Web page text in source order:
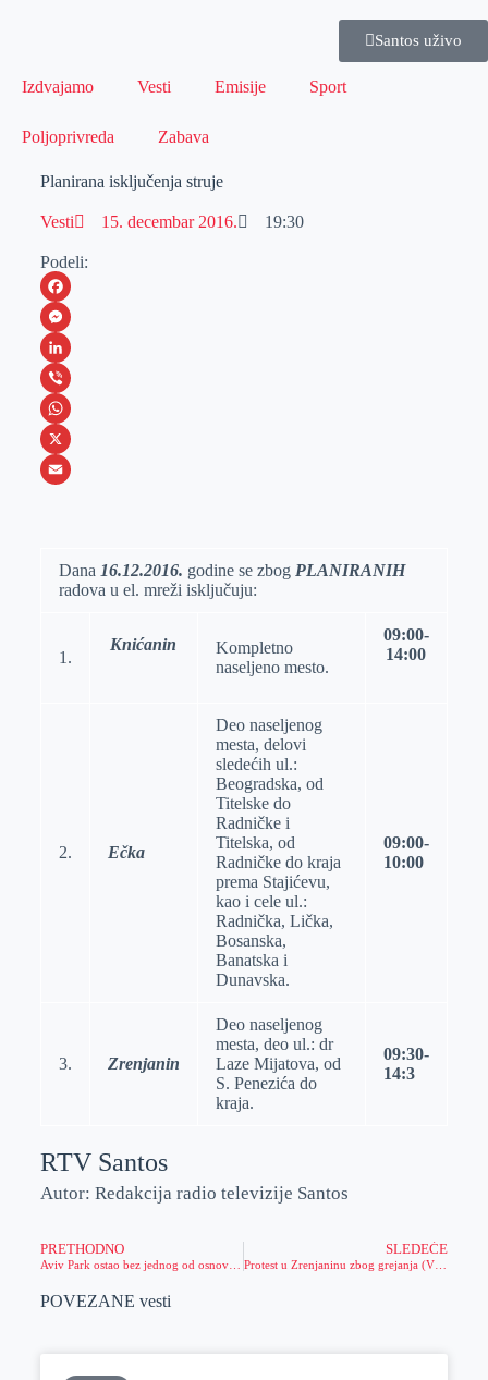
Santos uživo
Izdvajamo Vesti Emisije Sport
Poljoprivreda Zabava
Planirana isključenja struje
Vesti 15. decembar 2016. 19:30
Podeli:
F
a
c
e
b
o
M
e
s
s
e
L
i
n
k
V
i
b
W
h
X
Dana 16.12.2016. godine se zbog PLANIRANIH
radova u el. mreži isklјučuju:
1.
Knićanin
Kompletno
naselјeno mesto.
09:00-
14:00
2. Ečka
Deo naselјenog
mesta, delovi
sledećih ul.:
Beogradska, od
Titelske do
Radničke i
Titelska, od
Radničke do kraja
prema Stajićevu,
kao i cele ul.:
Radnička, Lička,
Bosanska,
Banatska i
Dunavska.
09:00-
10:00
3. Zrenjanin
Deo naselјenog
mesta, deo ul.: dr
Laze Mijatova, od
S. Penezića do
kraja.
09:30-
14:3
RTV Santos
Autor: Redakcija radio televizije Santos
PRETHODNO
Aviv Park ostao bez jednog od osnovnih uslova za rad
SLEDEĆE
POVEZANE vesti